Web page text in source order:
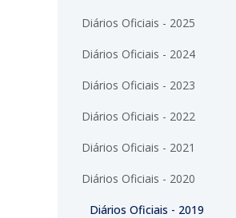
Diários Oficiais - 2025
Diários Oficiais - 2024
Diários Oficiais - 2023
Diários Oficiais - 2022
Diários Oficiais - 2021
Diários Oficiais - 2020
Diários Oficiais - 2019